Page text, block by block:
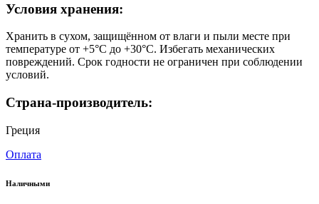
Условия хранения:
Хранить в сухом, защищённом от влаги и пыли месте при
температуре от +5°C до +30°C. Избегать механических
повреждений. Срок годности не ограничен при соблюдении
условий.
Страна-производитель:
Греция
Оплата
Наличными